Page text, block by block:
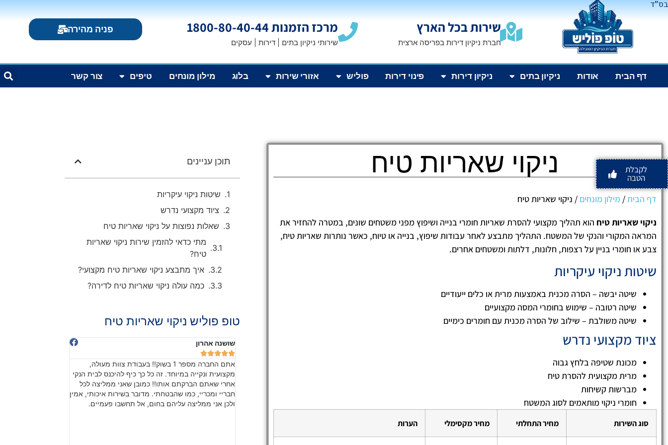
בס"ד
שירות בכל הארץ
חברת ניקיון דירות בפריסה ארצית
מרכז הזמנות 1800-80-40-44
שירותי ניקיון בתים | דירות | עסקים
פניה מהירה
דף הבית אודות ניקיון בתים ניקיון דירות פינוי דירות פוליש אזורי שירות בלוג מילון מונחים טיפים צור קשר
לקבלת
הטבה ניקוי שאריות טיח
דף הבית/ מילון מונחים / ניקוי שאריות טיח
ניקוי שאריות טיח הוא תהליך מקצועי להסרת שאריות חומרי בנייה ושיפוץ מפני משטחים שונים, במטרה להחזיר את
המראה המקורי והנקי של המשטח. התהליך מתבצע לאחר עבודות שיפוץ, בנייה או טיוח, כאשר נותרות שאריות טיח,
צבע או חומרי בניין על רצפות, חלונות, דלתות ומשטחים אחרים.
שיטות ניקוי עיקריות
שיטה יבשה – הסרה מכנית באמצעות מרית או כלים ייעודיים
שיטה רטובה – שימוש בחומרי המסה מקצועיים
שיטה משולבת – שילוב של הסרה מכנית עם חומרים כימיים
ציוד מקצועי נדרש
מכונת שטיפה בלחץ גבוה
מרית מקצועית להסרת טיח
מברשות קשיחות
חומרי ניקוי מותאמים לסוג המשטח
סוג השירות מחיר התחלתי מחיר מקסימלי הערות
תוכן עניינים
שיטות ניקוי עיקריות
ציוד מקצועי נדרש
שאלות נפוצות על ניקוי שאריות טיח
מתי כדאי להזמין שירות ניקוי שאריות
טיח?
איך מתבצע ניקוי שאריות טיח מקצועי?
כמה עולה ניקוי שאריות טיח לדירה?
טופ פוליש ניקוי שאריות טיח
לימור ארביב
ניקיון הבניין וחדרי המדרגות שווה ערך לניקיון הדירה
שלכם! חשוב לזכור שחדרי מדרגות מוזנחים ולא
חדרי מדרגות נקיים ובניין נקי מעיד על אווירה חמימה
שמגיע!!!
אלה חיימוב





ליחס כזה אדיב והוגן לא ציפיתי. באמת לא ציפיתי!!! כל
הכבוד!!!!! עובדים ברמה מקצועית, נהדרת ואחראית!
לאורך התהליך ובעיקר בסופו של היום קיבלנו המון טיפים
לשמור על הניקיון. תודה רבה מכל הלב. הלוואי שכל
החברות יתנהלו כפי שאתם עכשיו הבית כולו נוצץ